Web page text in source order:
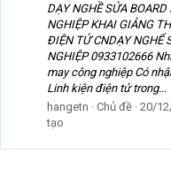
DẠY NGHỀ SỬA
NGHIỆP KHAI GIẢNG
ĐIỆN TỬ CNDẠY NGHỂ
NGHIỆP 0933102666
may công nghiệp Có
Linh kiện điện tử trong...
hangetn
Chủ đề 20/
tạo